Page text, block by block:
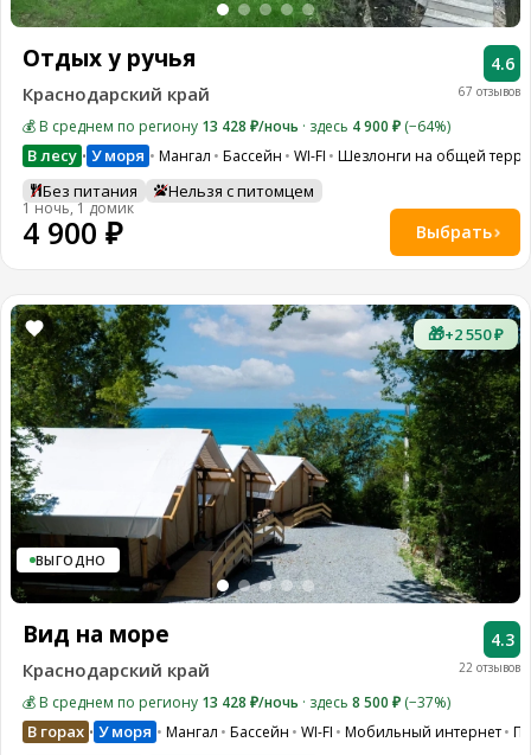
67 отзывов
4.6
Отдых у ручья
Краснодарский край
💰 В среднем по региону 13 428 ₽/ночь · здесь 4 900 ₽ (−64%)
В лесу • У моря Мангал Бассейн WI-FI Шезлонги на общей
Без питания Нельзя с питомцем
1 ночь, 1 домик
4 900 ₽ Выбрать
🎁+2 550 ₽
ВЫГОДНО
22 отзывов
4.3
Вид на море
Краснодарский край
💰 В среднем по региону 13 428 ₽/ночь · здесь 8 500 ₽ (−37%)
В горах • У моря Мангал Бассейн WI-FI Мобильный интернет